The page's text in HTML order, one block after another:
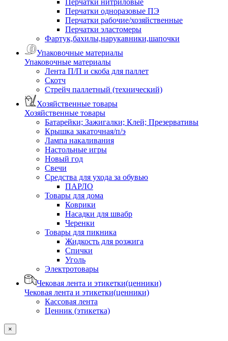
Перчатки нитриловые
Перчатки одноразовые ПЭ
Перчатки рабочие/хозяйственные
Перчатки эластомеры
Фартук,бахилы,нарукавники,шапочки
Упаковочные материалы
Упаковочные материалы
Лента П/П и скоба для паллет
Скотч
Стрейч паллетный (технический)
Хозяйственные товары
Хозяйственные товары
Батарейки; Зажигалки; Клей; Презервативы
Крышка закаточная/п/э
Лампа накаливания
Настольные игры
Новый год
Свечи
Средства для ухода за обувью
ПАРЛО
Товары для дома
Коврики
Насадки для швабр
Черенки
Товары для пикника
Жидкость для розжига
Спички
Уголь
Электротовары
Чековая лента и этикетки(ценники)
Чековая лента и этикетки(ценники)
Кассовая лента
Ценник (этикетка)
×